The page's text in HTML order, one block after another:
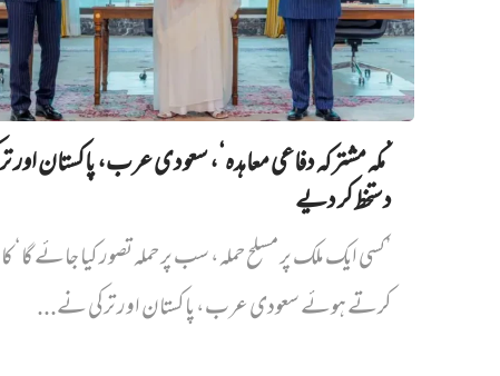
’مکہ مشترکہ دفاعی معاہدہ‘، سعودی عرب، پاکستان
دستخط کر دیے
’کسی ایک ملک پر مسلح حملہ، سب پر حملہ تصور کیا جائے گا‘
کرتے ہوئے سعودی عرب، پاکستان اور ترکی نے...